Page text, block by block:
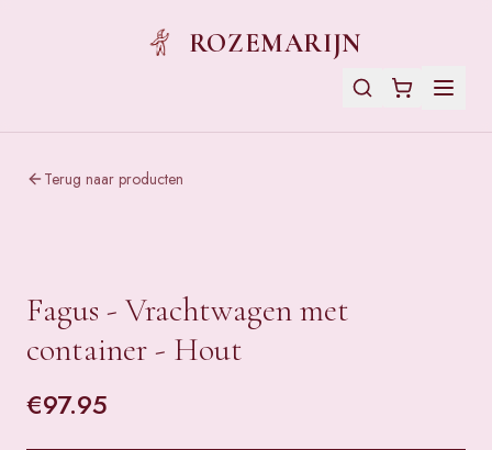
ROZEMARIJN
Terug naar producten
Fagus - Vrachtwagen met
container - Hout
€97.95